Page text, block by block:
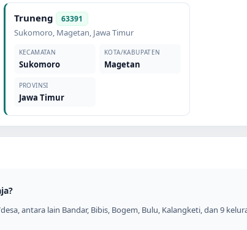
Truneng 63391
Sukomoro, Magetan, Jawa Timur
KECAMATAN
Sukomoro
KOTA/KABUPATEN
Magetan
PROVINSI
Jawa Timur
antara lain Bandar, Bibis, Bogem, Bulu, Kalangketi, dan 9